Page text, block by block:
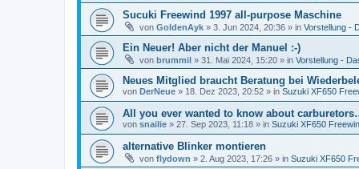
Sucuki Freewind 1997 all-purpose Maschine
von GoldenAyk » 3. Jun 2024, 20:36 » in Vorstellung -
Ein Neuer! Aber nicht der Manuel :-)
von brummil » 31. Mai 2024, 15:20 » in Vorstellung -
Neues Mitglied braucht Beratung bei
von DerNeue » 18. Dez 2023, 20:52 » in Suzuki XF650
All you ever wanted to know about
von snailie » 27. Sep 2023, 11:18 » in Suzuki XF650
alternative Blinker montieren
von flydown » 2. Aug 2023, 17:26 » in Suzuki XF650